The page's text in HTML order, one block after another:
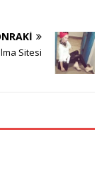
Sitesi